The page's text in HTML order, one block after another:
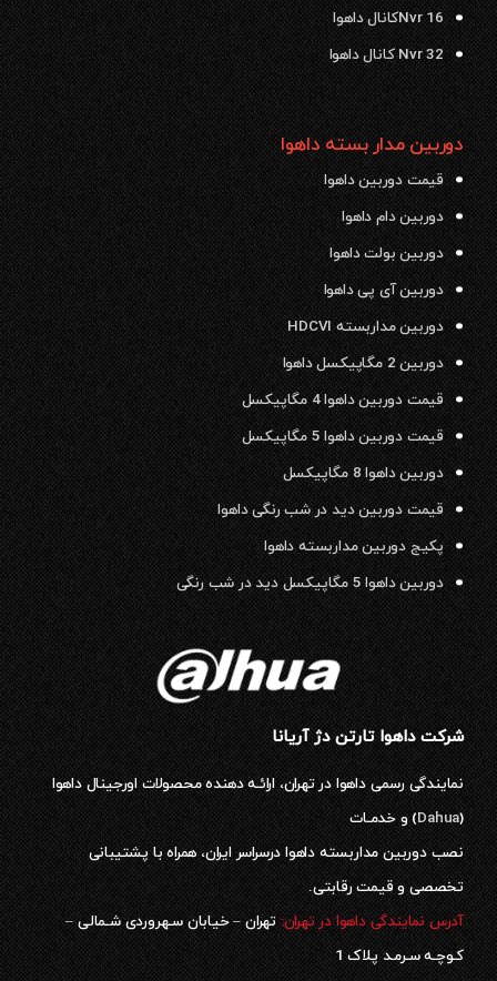
Nvr 16کانال داهوا
Nvr 32 کانال داهوا
دوربین مدار بسته داهوا
قیمت دوربین داهوا
دوربین دام داهوا
دوربین بولت داهوا
دوربین آی پی داهوا
دوربین مداربسته HDCVI
دوربین 2 مگاپیکسل داهوا
قیمت دوربین داهوا 4 مگاپیکسل
قیمت دوربین داهوا 5 مگاپیکسل
دوربین داهوا 8 مگاپیکسل
قیمت دوربین دید در شب رنگی داهوا
پکیج دوربین مداربسته داهوا
دوربین داهوا 5 مگاپیکسل دید در شب رنگی
شرکت داهوا تارتن دژ آریانا
نمایندگی رسمی داهوا در تهران، ارائـه دهنده محصولات اورجینال داهوا
(
Dahua) و خدمـات
نصب دوربین مداربسته داهوا درسراسر ایران، همراه با پشتیبانی
تخصصی و قیمت رقابتی.
آدرس نمایندگی داهوا در تهران:تهران – خیابان سـهروردی شـمالی –
کـوچـه سـرمـد پلاک 1